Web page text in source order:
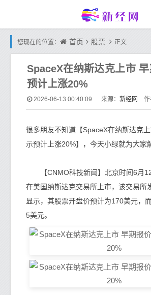
您现在的位置： 首页 股票 正文
SpaceX在纳斯达克上市
预计上涨20%
2026-06-13 00:40:09 来源： 新经网 作
很多朋友不知道【SpaceX在纳斯达克
示预计上涨20%】，今天小绿就为大家
【CNMO科技新闻】北京时间6月
在美国纳斯达克交易所上市，该交易所
显示，其股票开盘价预计为170美元，
5美元。